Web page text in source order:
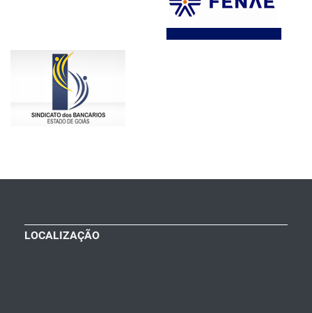
LOCALIZAÇÃO